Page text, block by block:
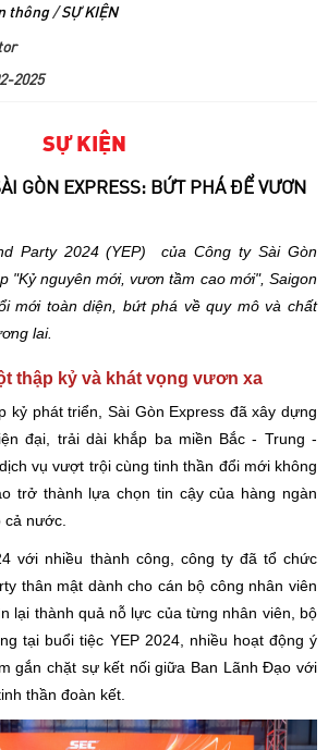
thông/SỰ KIỆN
2025
SỰ KIỆN
GÒN EXPRESS: BỨT PHÁ ĐỂ VƯƠN
Party 2024 (YEP) của Công ty Sài Gòn
"Kỷ nguyên mới, vươn tầm cao mới", Saigon
mới toàn diện, bứt phá về quy mô và chất
lai.
thập kỷ và khát vọng vươn xa
kỷ phát triển, Sài Gòn Express đã xây dựng
đại, trải dài khắp ba miền Bắc - Trung -
vụ vượt trội cùng tinh thần đổi mới không
trở thành lựa chọn tin cậy của hàng ngàn
cả nước.
với nhiều thành công, công ty đã tổ chức
thân mật dành cho cán bộ công nhân viên
lại thành quả nỗ lực của từng nhân viên, bộ
tại buổi tiệc YEP 2024, nhiều hoạt động ý
gắn chặt sự kết nối giữa Ban Lãnh Đạo với
thần đoàn kết.